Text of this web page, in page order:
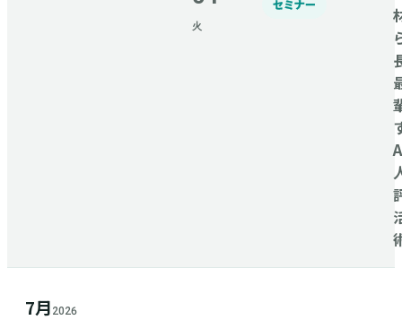
火
セミナー
7月 2026